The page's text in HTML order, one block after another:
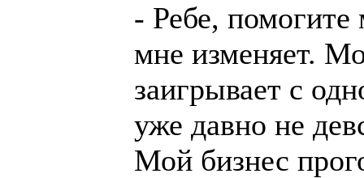
- Ребе,
мне изменяет.
заигрывает с
уже давно не
Мой бизнес